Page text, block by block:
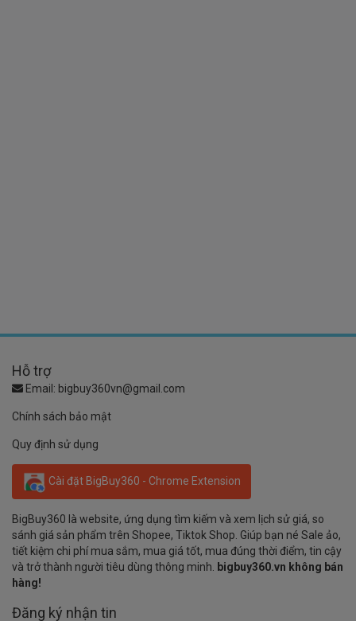
Hỗ trợ
Email: bigbuy360vn@gmail.com
Chính sách bảo mật
Quy định sử dụng
Cài đặt BigBuy360 - Chrome Extension
BigBuy360 là website, ứng dụng tìm kiếm và xem lịch sử giá, so
sánh giá sản phẩm trên Shopee, Tiktok Shop. Giúp bạn né Sale ảo,
tiết kiệm chi phí mua sắm, mua giá tốt, mua đúng thời điểm, tin cậy
và trở thành người tiêu dùng thông minh. bigbuy360.vn không bán
hàng!
Đăng ký nhận tin